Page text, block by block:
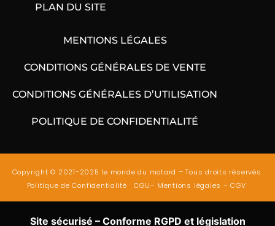
PLAN DU SITE
MENTIONS LÉGALES
CONDITIONS GÉNÉRALES DE VENTE
CONDITIONS GÉNÉRALES D’UTILISATION
POLITIQUE DE CONFIDENTIALITÉ
Copyright © 2021-2025 le monde du motard – Tous droits réservés.
Politique de Confidentialité
CGU– Mentions légales –CGV
Site sécurisé – Conforme RGPD et législation